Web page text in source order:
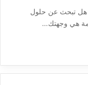
هل تبحث عن حلول
هي وجهتك…